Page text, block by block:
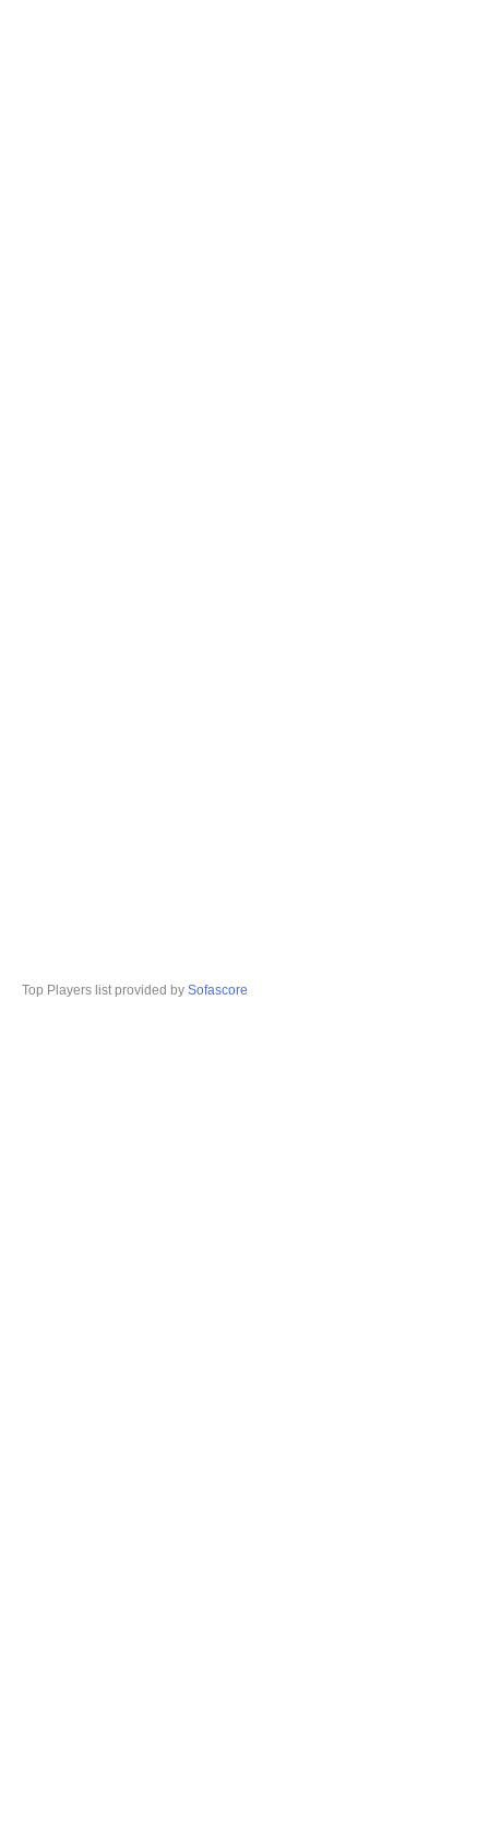
Top Players list provided by Sofascore